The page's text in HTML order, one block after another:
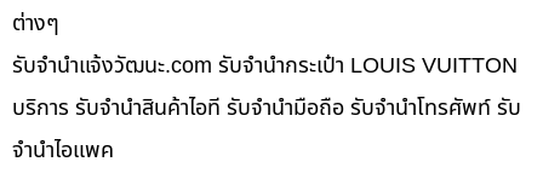
ต่างๆ
รับจํานําแจ้งวัฒนะ.com รับจำนำกระเป๋า LOUIS VUITTON
บริการ รับจำนำสินค้าไอที รับจำนำมือถือ รับจำนำโทรศัพท์ รับ
จำนำไอแพค